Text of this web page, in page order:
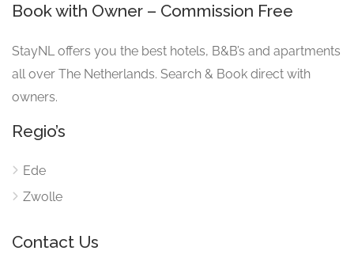
Book with Owner – Commission Free
StayNL offers you the best hotels, B&B’s and apartments
all over The Netherlands. Search & Book direct with
owners.
Regio’s
Ede
Zwolle
Contact Us